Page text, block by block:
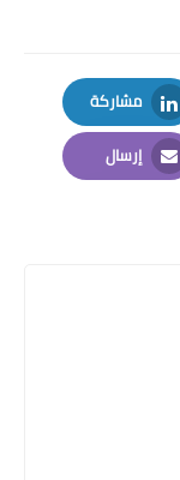
مشاركة
LinkedIn
إرسال
Email